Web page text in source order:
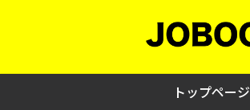
トップページ